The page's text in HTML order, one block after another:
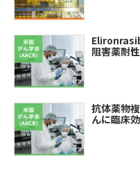
阻害薬耐
抗体薬物
んに臨床